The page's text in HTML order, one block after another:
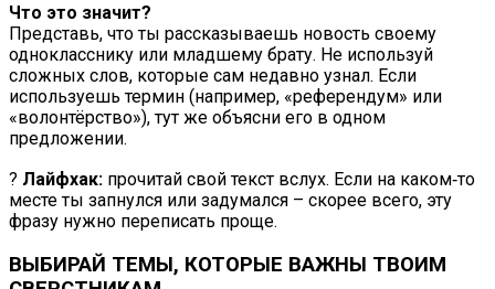
Что это значит?
Представь, что ты рассказываешь новость своему
однокласснику или младшему брату. Не используй
сложных слов, которые сам недавно узнал. Если
используешь термин (например, «референдум» или
«волонтёрство»), тут же объясни его в одном
предложении.
? Лайфхак: прочитай свой текст вслух. Если на каком‑то
месте ты запнулся или задумался – скорее всего, эту
фразу нужно переписать проще.
ВЫБИРАЙ ТЕМЫ, КОТОРЫЕ ВАЖНЫ ТВОИМ